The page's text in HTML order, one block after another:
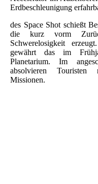
Erdbeschleunigung
des Space Shot schießt
die kurz vorm
Schwerelosigkeit
gewährt das im
Planetarium. Im
absolvieren Touristen
Missionen.